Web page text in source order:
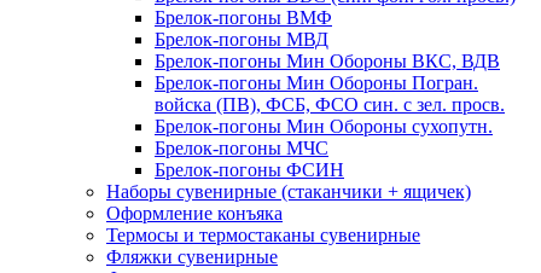
Брелок-погоны ВМФ
Брелок-погоны МВД
Брелок-погоны Мин Обороны ВКС, ВДВ
Брелок-погоны Мин Обороны Погран.
войска (ПВ), ФСБ, ФСО син. с зел. просв.
Брелок-погоны Мин Обороны сухопутн.
Брелок-погоны МЧС
Брелок-погоны ФСИН
Наборы сувенирные (стаканчики + ящичек)
Оформление конъяка
Термосы и термостаканы сувенирные
Фляжки сувенирные